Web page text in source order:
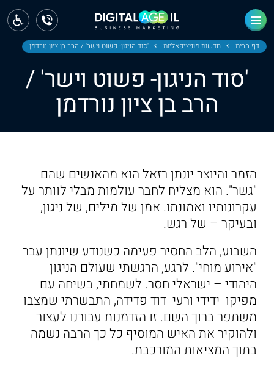
דף הבית חדשות מוניציפאליות 'סוד הניגון- פשוט וישר' / הרב בן ציון נורדמן
'סוד הניגון- פשוט וישר' /
הרב בן ציון נורדמן
הזמר והיוצר יונתן רזאל הוא מהאנשים שהם
"גשר". הוא מצליח לחבר עולמות מבלי לוותר על
עקרונותיו ואמונתו. אמן של מילים, של ניגון,
ובעיקר – של רגש.
השבוע, הלב החסיר פעימה כשנודע שיונתן עבר
"אירוע מוחי". לרגע, הרגשתי שעולם הניגון
היהודי – ישראלי חסר. לשמחתי, בשיחה עם
מפיקו ידידי ורעי דוד פדידה, התבשרתי שמצבו
משתפר ברוך השם. זו הזדמנות עבורנו לעצור
ולהוקיר את האיש המוסיף כל כך הרבה נשמה
בתוך המציאות המורכבת.
ראשי
חדשות
מחוז צפון
מחוז חיפה
מחוז מרכז
ירושלים
תל אביב